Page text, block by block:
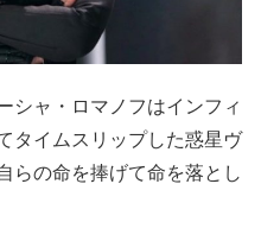
シャ・ロマノフはインフィ
タイムスリップした惑星ヴ
らの命を捧げて命を落とし